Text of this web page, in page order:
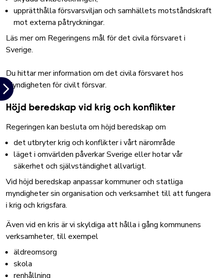
upprätthålla försvarsviljan och samhällets motståndskraft
mot externa påtryckningar.
Läs mer om Regeringens mål för det civila försvaret i
Sverige.
Du hittar mer information om det civila försvaret hos
Myndigheten för civilt försvar.
Höjd beredskap vid krig och konflikter
Regeringen kan besluta om höjd beredskap om
det utbryter krig och konflikter i vårt närområde
läget i omvärlden påverkar Sverige eller hotar vår
säkerhet och självständighet allvarligt.
Vid höjd beredskap anpassar kommuner och statliga
myndigheter sin organisation och verksamhet till att fungera
i krig och krigsfara.
Även vid en kris är vi skyldiga att hålla i gång kommunens
verksamheter, till exempel
äldreomsorg
skola
renhållning